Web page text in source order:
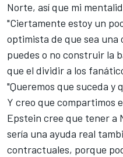
Norte, así que mi
"Ciertamente estoy un
optimista de que sea
puedes o no construir la
que el dividir a los
"Queremos que suceda y
Y creo que compartimos
Epstein cree que tener a
sería una ayuda real
contractuales, porque